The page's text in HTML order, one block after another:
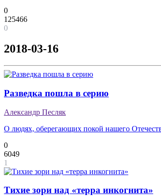
0
125466
0
2018-03-16
Разведка пошла в серию
Александр Песляк
О людях, оберегающих покой нашего
0
6049
1
Тихие зори над «терра инкогнита»